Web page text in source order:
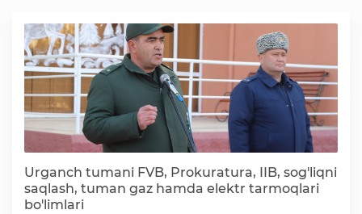
Faoliyat
Media
Statistik va tahliliy axborotlar
Davlat dasturi ijrosi
Urganch tumani FVB, Prokuratura, IIB, sog'liqni
saqlash, tuman gaz hamda elektr tarmoqlari
bo'limlari